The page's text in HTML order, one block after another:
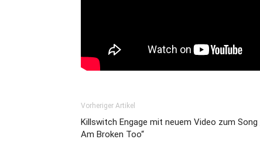
Vorheriger Artikel
Killswitch Engage mit neuem Video zum Song
Am Broken Too“